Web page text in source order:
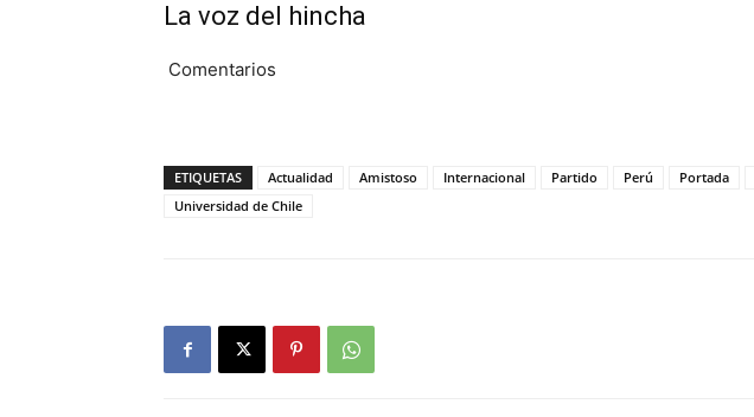
La voz del hincha
Comentarios
ETIQUETAS Actualidad Amistoso Internacional Partido Perú Portada
Universidad de Chile